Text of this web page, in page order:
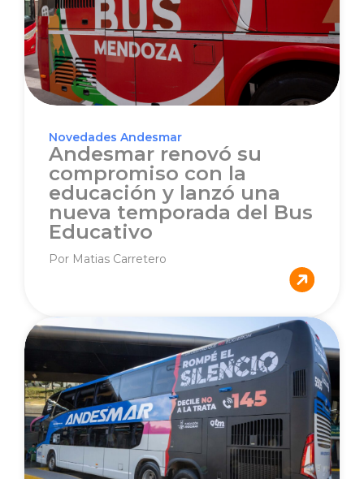
Novedades Andesmar
Andesmar renovó su
compromiso con la
educación y lanzó una
nueva temporada del Bus
Educativo
Por Matias Carretero